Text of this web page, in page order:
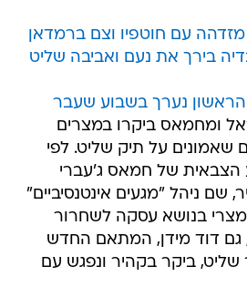
עם חוטפיו וצם ברמדאן
בירך את נעם ואביבה שליט
נערך בשבוע שעבר
ומחמאס ביקרו במצרים
שאמונים על תיק שליט. לפי
הצבאית של חמאס ג'עברי
שם ניהל "מגעים אינטנסיביים"
בנושא עסקה לשחרור
גם דוד מידן, המתאם החדש
ביקר בקהיר ונפגש עם